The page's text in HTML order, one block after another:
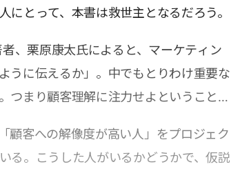
にとって、本書は救世主となるだろう。
、栗原康太氏によると、マーケティン
うに伝えるか」。中でもとりわけ重要な
つまり顧客理解に注力せよということ
顧客への解像度が高い人」をプロジェク
る。こうした人がいるかどうかで、仮説